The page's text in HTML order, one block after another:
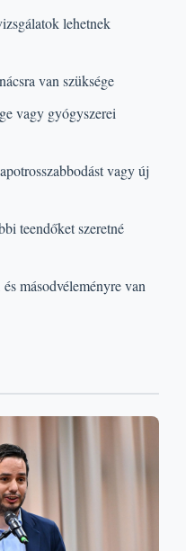
lehetnek
van szüksége
vagy gyógyszerei
vagy új
teendőket szeretné
másodvéleményre van